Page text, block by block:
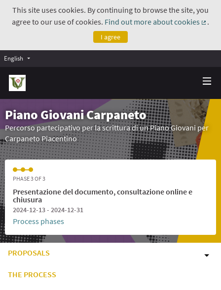
This site uses cookies. By continuing to browse the site, you
agree to our use of cookies. Find out more about cookies
.
I agree
English
Piano Giovani Carpaneto
Percorso partecipativo per la scrittura di un Piano Giovani per
Carpaneto Piacentino
PHASE 3 OF 3
Presentazione del documento, consultazione online e
chiusura
2024-12-13 - 2024-12-31
Process phases
PROPOSALS
THE PROCESS